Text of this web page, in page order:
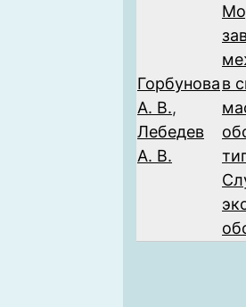
Горбунова
А. В.,
Лебедев
А. В.
в